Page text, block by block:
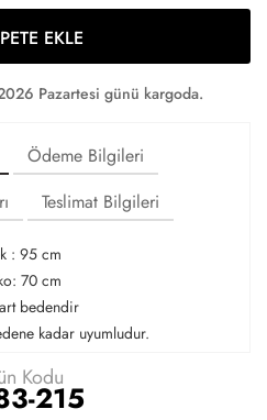
EKLE
Pazartesi günü kargoda.
Ödeme Bilgileri
Teslimat Bilgileri
: 95 cm
70 cm
bedendir
kadar uyumludur.
Kodu
215